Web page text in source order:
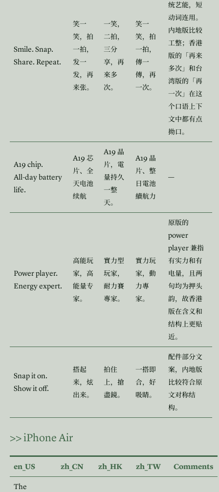
Smile. Snap.
Share. Repeat.
笑一
笑，拍
一拍，
发一
发，再
来张。
一笑，
二拍，
三分
享，再
來多
次。
笑一
笑，拍
一拍，
傳一
傳，再
一次。
统艺能，短
动词连用。
内地版比较
工整；香港
版的「再来
多次」和台
湾版的「再
一次」在这
个口语上下
文中都有点
拗口。
A19 chip.
All‑day battery
life.
A19 芯
片、全
天电池
续航
A19 晶
片，電
量持久
一整
天。
A19 晶
片、整
日電池
續航力
—
Power player.
Energy expert.
高能玩
家，高
能量专
家。
實力型
玩家，
耐力賽
專家。
實力玩
家，動
力專
家。
原版的
power
player兼指
有实力和有
电量，且两
句均为押头
韵，故香港
版在含义和
结构上更贴
近。
Snap it on.
Show it off.
搭起
来，炫
出来。
拍住
上，搶
盡鏡。
一搭即
合，好
吸睛。
配件部分文
案，内地版
比较符合原
文对称结
构。
>>iPhone Air
en_US zh_CN zh_HK zh_TW Comments
The